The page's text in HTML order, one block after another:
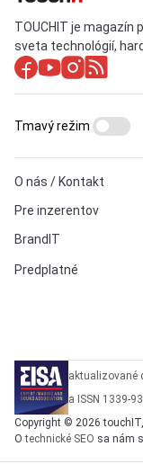
TOUCHIT je magazín
sveta technológií,
O nás / Kontakt
Pre inzerentov
BrandIT
Predplatné
Tmavý režim
aktualizované
a ISSN 1339-
Copyright © 2026
Otechnické SEO sa nám